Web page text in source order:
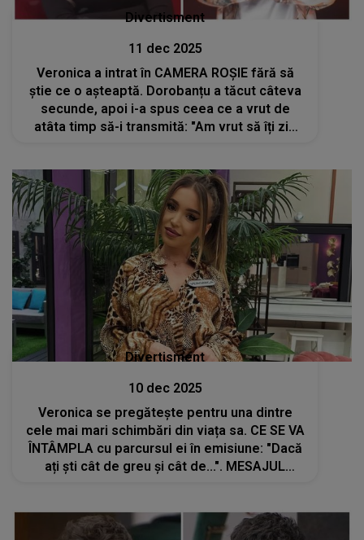
Divertisment
11 dec 2025
Veronica a intrat în CAMERA ROȘIE fără să
știe ce o așteaptă. Dorobanțu a tăcut câteva
secunde, apoi i-a spus ceea ce a vrut de
atâta timp să-i transmită: "Am vrut să îți zic
Divertisment
10 dec 2025
Veronica se pregătește pentru una dintre
cele mai mari schimbări din viața sa. CE SE VA
ÎNTÂMPLA cu parcursul ei în emisiune: "Dacă
ați ști cât de greu și cât de...". MESAJUL